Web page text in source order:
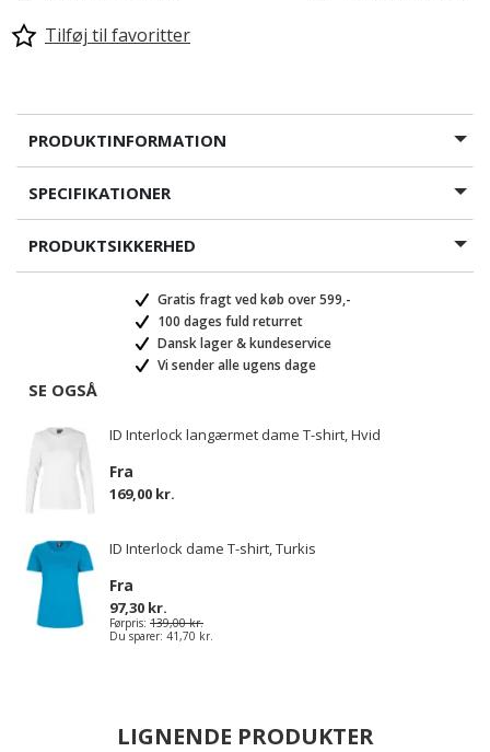
Tilføj til favoritter
PRODUKTINFORMATION
SPECIFIKATIONER
PRODUKTSIKKERHED
Gratis fragt ved køb over 599,-
100 dages fuld returret
Dansk lager & kundeservice
Vi sender alle ugens dage
SE OGSÅ
ID Interlock langærmet dame T-shirt, Hvid
Fra
169,00 kr.
ID Interlock dame T-shirt, Turkis
Fra
97,30 kr.
Førpris: 139,00 kr.
Du sparer: 41,70 kr.
LIGNENDE PRODUKTER